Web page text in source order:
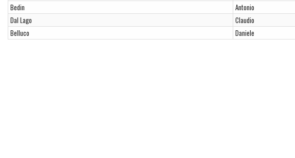
Bedin
Antonio
Dal Lago
Claudio
Belluco
Daniele